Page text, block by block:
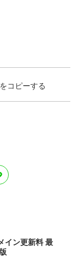
コピーする
イン更新料 最